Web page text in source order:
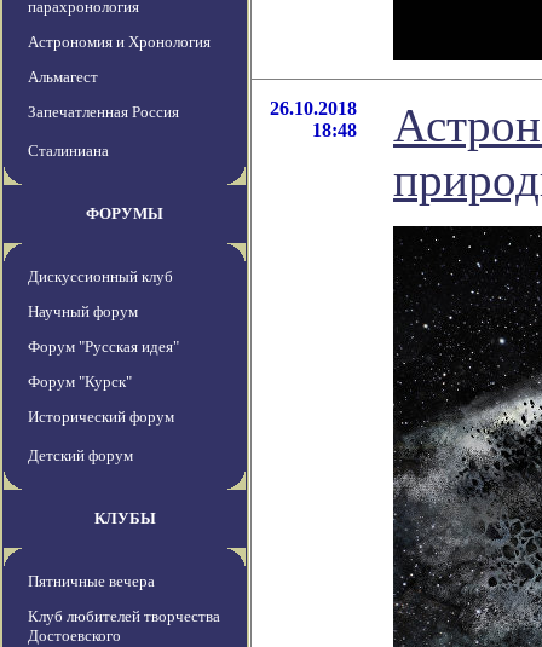
парахронология
Астрономия и Хронология
Альмагест
Запечатленная Россия
Сталиниана
ФОРУМЫ
Дискуссионный клуб
Научный форум
Форум "Русская идея"
Форум "Курск"
Исторический форум
Детский форум
КЛУБЫ
Пятничные вечера
Клуб любителей творчества
Достоевского
26.10.2018
18:48